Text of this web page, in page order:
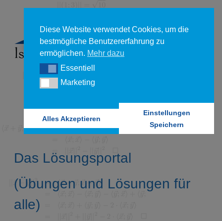
Das Lösungsportal
(Übungen und Lösungen für
alle)
Diese Website verwendet Cookies, um die
bestmögliche Benutzererfahrung zu
ermöglichen. Mehr dazu
EssentiellEssentiell
MarketingMarketing
Alles Akzeptieren
Einstellungen
Speichern